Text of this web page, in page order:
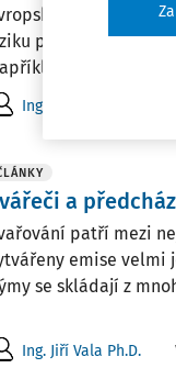
kampaň
poškození zdraví
při práci s
Ing. Jiří Vala Ph.D.
a
patří mezi
emise velmi
se skládají z
Ing. Jiří Vala Ph.D.